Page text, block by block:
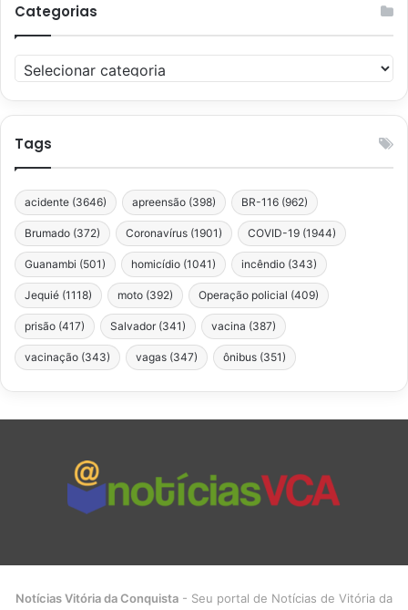
Categorias
Categorias
Tags
acidente (3646) apreensão (398) BR-116 (962)
Brumado (372) Coronavírus (1901) COVID-19 (1944)
Guanambi (501) homicídio (1041) incêndio (343)
Jequié (1118) moto (392) Operação policial (409)
prisão (417) Salvador (341) vacina (387)
vacinação (343) vagas (347) ônibus (351)
Notícias Vitória da Conquista - Seu portal de Notícias de Vitória da